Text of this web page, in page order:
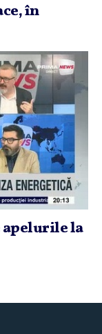
în
apelurile la